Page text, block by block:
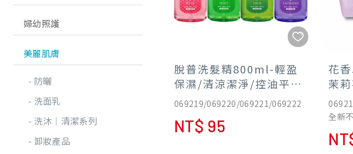
婦幼照護
美麗肌膚
防曬
洗面乳
洗沐│清潔系列
卸妝產品
脫普洗髮精800ml-輕盈
保濕/清涼潔淨/控油平衡/
強健髮根
069219/069220/069221/069222
NT$ 95
花
茉
香
全新
植物
創造